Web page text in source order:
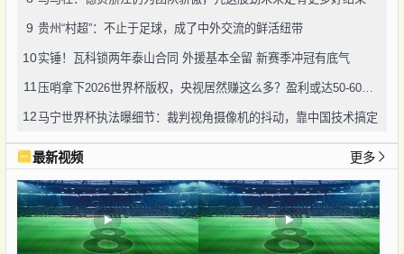
9 贵州“村超”：不止于足球，成了中外交流的鲜活纽带
10实锤！瓦科锁两年泰山合同 外援基本全留 新赛季冲冠有底气
11 压哨拿下2026世界杯版权，央视居然赚这么多？盈利或达50-60亿！
12马宁世界杯执法曝细节：裁判视角摄像机的抖动，靠中国技术搞定
最新视频 更多